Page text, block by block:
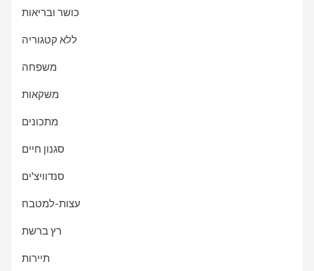
כושר ובריאות
ללא קטגוריה
משפחה
משקאות
מתכונים
סגנון חיים
סנדוויצ'ים
עצות-למטבח
רץ ברשת
תיירות